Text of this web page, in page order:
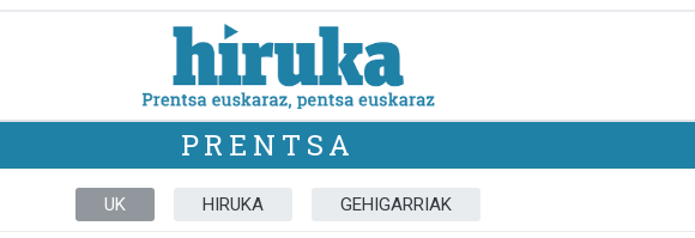
PRENTSA
UK HIRUKA GEHIGARRIAK